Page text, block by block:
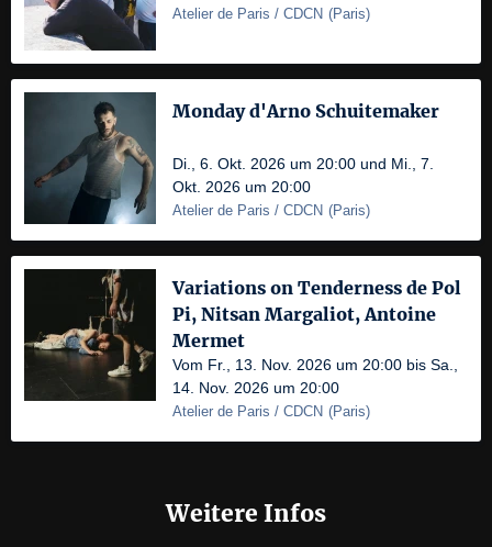
Atelier de Paris / CDCN (Paris)
Monday d'Arno Schuitemaker
Di., 6. Okt. 2026 um 20:00 und Mi., 7.
Okt. 2026 um 20:00
Atelier de Paris / CDCN (Paris)
Variations on Tenderness de Pol
Pi, Nitsan Margaliot, Antoine
Mermet
Vom Fr., 13. Nov. 2026 um 20:00 bis Sa.,
14. Nov. 2026 um 20:00
Atelier de Paris / CDCN (Paris)
Weitere Infos